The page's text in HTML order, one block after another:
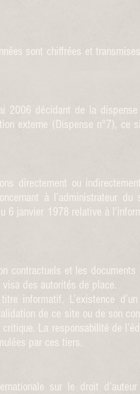
sont chiffrées et
2006 décidant de la
externe (Dispense n°7), ce
directement ou
à l’administrateur
6 janvier 1978 relative à
contractuels et les
des autorités de place.
informatif. L’existence
de ce site ou de son
La responsabilité de
par ces tiers.
sur le droit